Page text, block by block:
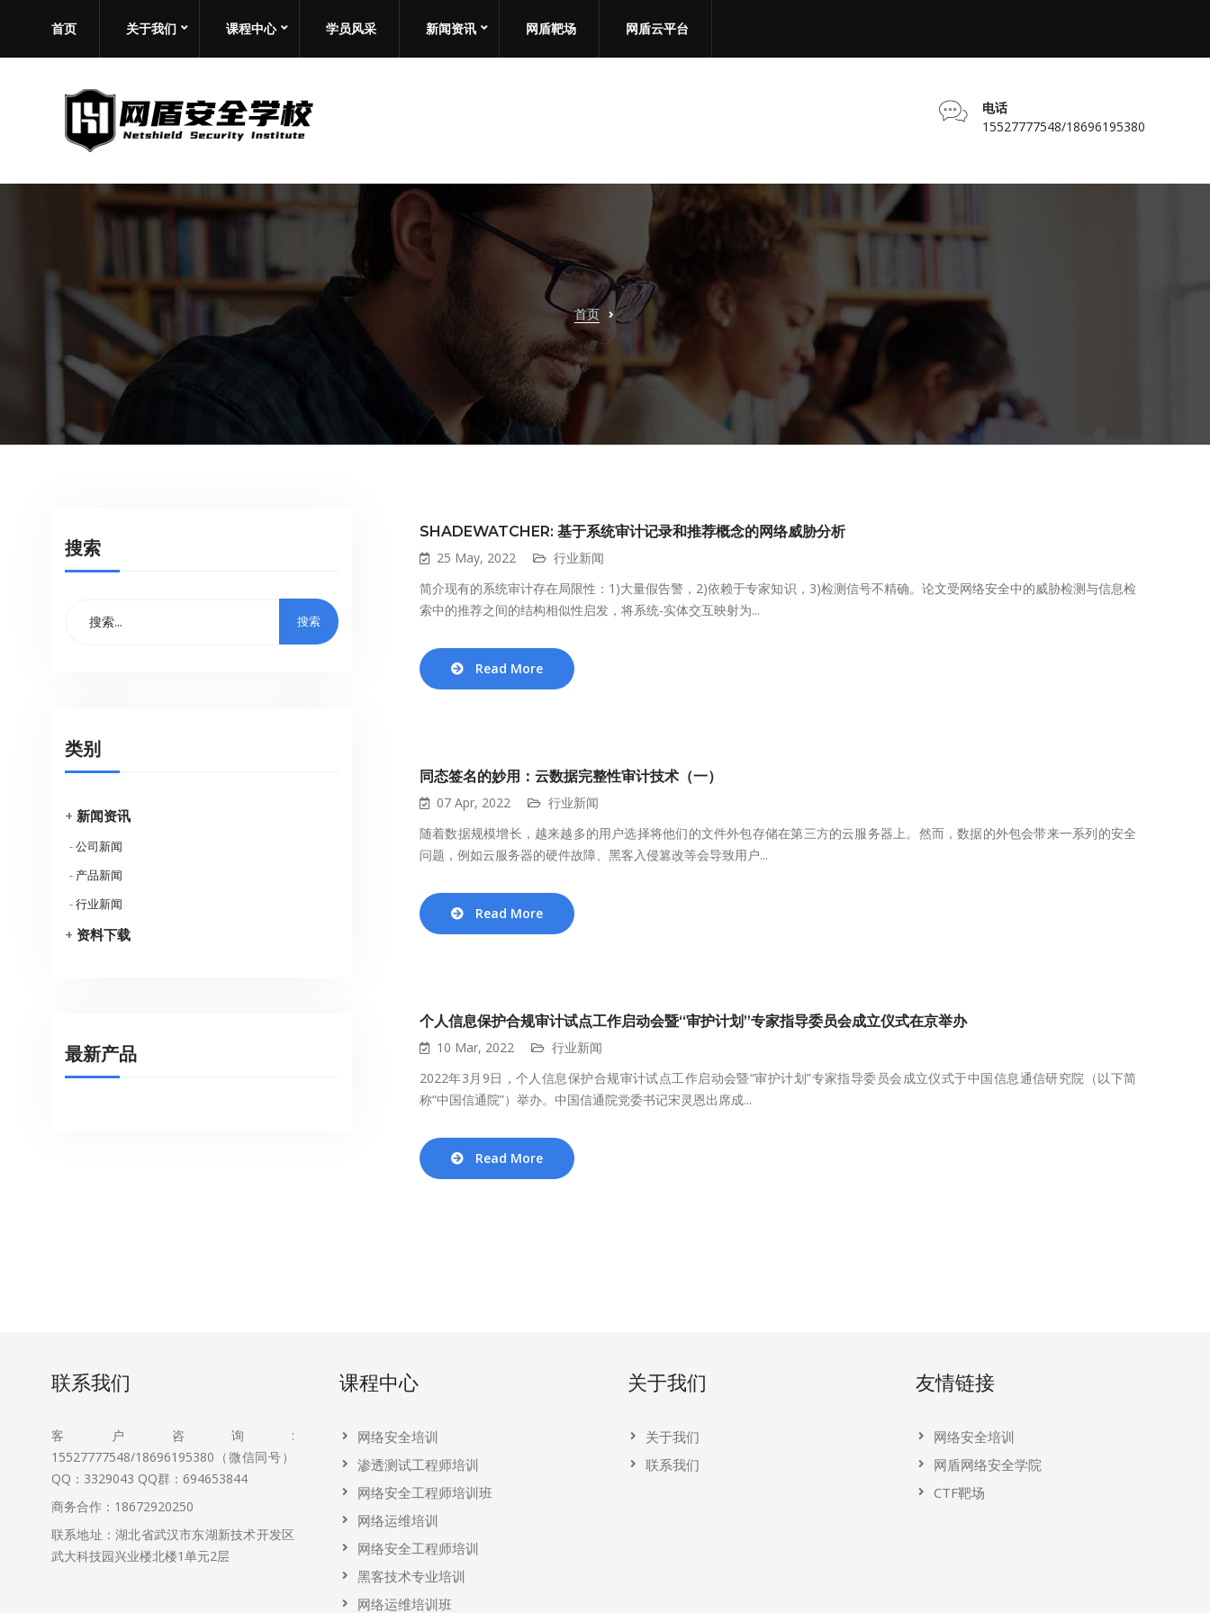
首页 关于我们 课程中心 学员风采 新闻资讯 网盾靶场 网盾云平台
电话
15527777548/18696195380
首页
SHADEWATCHER: 基于系统审计记录和推荐概念的网络威胁分析
25 May, 2022
行业新闻
简介现有的系统审计存在局限性：1)大量假告警，2)依赖于专家知识，3)检测信号不精确。论文受网络安全中的威胁检测与信息检
索中的推荐之间的结构相似性启发，将系统-实体交互映射为...
Read More
同态签名的妙用：云数据完整性审计技术（一）
07 Apr, 2022
行业新闻
随着数据规模增长，越来越多的用户选择将他们的文件外包存储在第三方的云服务器上。然而，数据的外包会带来一系列的安全
问题，例如云服务器的硬件故障、黑客入侵篡改等会导致用户...
Read More
个人信息保护合规审计试点工作启动会暨“审护计划”专家指导委员会成立仪式在京举办
10 Mar, 2022
行业新闻
2022年3月9日，个人信息保护合规审计试点工作启动会暨“审护计划”专家指导委员会成立仪式于中国信息通信研究院（以下简
称“中国信通院”）举办。中国信通院党委书记宋灵恩出席成...
Read More
搜索
类别
+ 新闻资讯
-公司新闻
- 产品新闻
-行业新闻
+ 资料下载
最新产品
联系我们
客户咨询:
15527777548/18696195380（微信同号）
QQ：3329043 QQ群：694653844
商务合作：18672920250
联系地址：湖北省武汉市东湖新技术开发区
武大科技园兴业楼北楼1单元2层
课程中心
网络安全培训
渗透测试工程师培训
网络安全工程师培训班
网络运维培训
网络安全工程师培训
黑客技术专业培训
网络运维培训班
关于我们
关于我们
联系我们
友情链接
网络安全培训
网盾网络安全学院
CTF靶场